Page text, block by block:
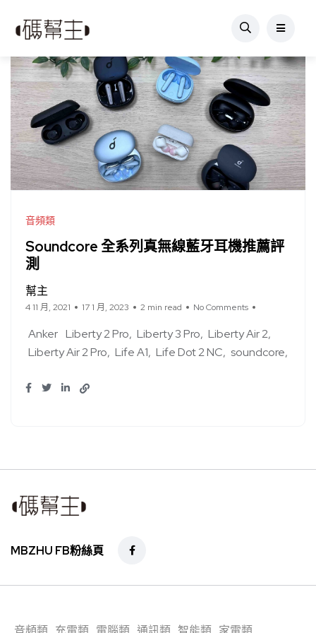
音頻類
Soundcore 全系列真無線藍牙耳機推薦評
測
幫主
4 11 月, 2021 17 1 月, 2023 2 min read No Comments
Anker Liberty 2 Pro Liberty 3 Pro Liberty Air 2
Liberty Air 2 Pro Life A1 Life Dot 2 NC soundcore
MBZHU FB粉絲頁